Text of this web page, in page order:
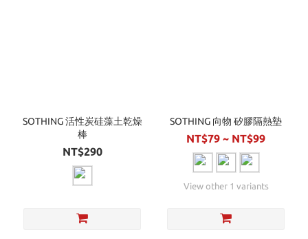
SOTHING 活性炭硅藻土乾燥
棒
NT$290
SOTHING 向物 矽膠隔熱墊
NT$79 ~ NT$99
View other 1 variants